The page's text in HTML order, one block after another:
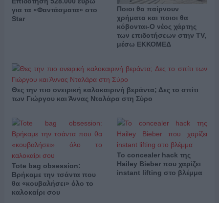
για τα «Φαντάσματα» στο
Star
Ποιοι θα παίρνουν
χρήματα και ποιοι θα
κόβονται-Ο νέος χάρτης
των επιδοτήσεων στην TV,
μέσω ΕΚΚΟΜΕΔ
Θες την πιο ονειρική καλοκαιρινή βεράντα; Δες το σπίτι
των Γιώργου και Άννας Νταλάρα στη Σύρο
Tote bag obsession:
Βρήκαμε την τσάντα που
θα «κουβαλήσει» όλο το
καλοκαίρι σου
Το concealer hack της
Hailey Bieber που χαρίζει
instant lifting στο βλέμμα